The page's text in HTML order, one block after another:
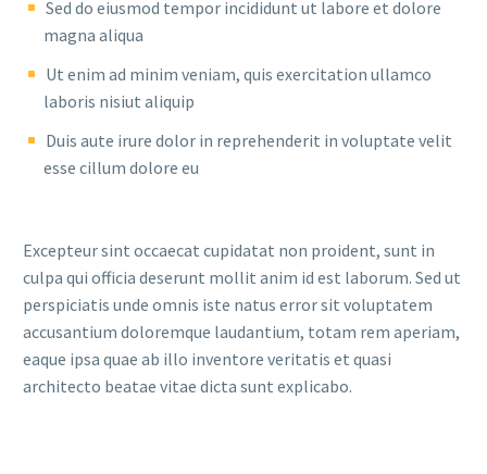
Sed do eiusmod tempor incididunt ut labore et dolore
magna aliqua
Ut enim ad minim veniam, quis exercitation ullamco
laboris nisiut aliquip
Duis aute irure dolor in reprehenderit in voluptate velit
esse cillum dolore eu
Excepteur sint occaecat cupidatat non proident, sunt in
culpa qui officia deserunt mollit anim id est laborum. Sed ut
perspiciatis unde omnis iste natus error sit voluptatem
accusantium doloremque laudantium, totam rem aperiam,
eaque ipsa quae ab illo inventore veritatis et quasi
architecto beatae vitae dicta sunt explicabo.